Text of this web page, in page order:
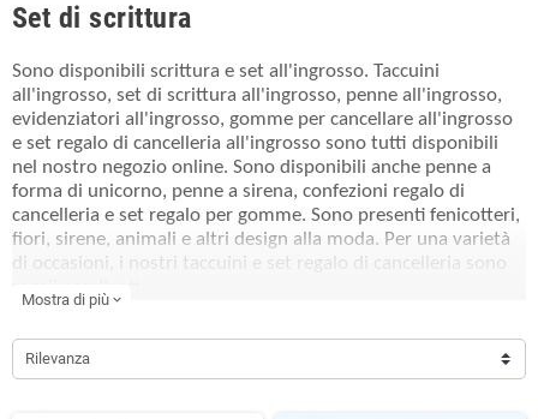
Set di scrittura
Sono disponibili scrittura e set all'ingrosso. Taccuini
all'ingrosso, set di scrittura all'ingrosso, penne all'ingrosso,
evidenziatori all'ingrosso, gomme per cancellare all'ingrosso
e set regalo di cancelleria all'ingrosso sono tutti disponibili
nel nostro negozio online. Sono disponibili anche penne a
forma di unicorno, penne a sirena, confezioni regalo di
cancelleria e set regalo per gomme. Sono presenti fenicotteri,
fiori, sirene, animali e altri design alla moda. Per una varietà
di occasioni, i nostri taccuini e set regalo di cancelleria sono
Mostra di più expand_more
Rilevanza